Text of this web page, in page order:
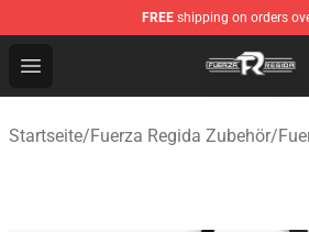
FREE shipping on orders
Open menu
Fuerza Regida Shop - Official
Startseite/Fuerza Regida Zubehör/